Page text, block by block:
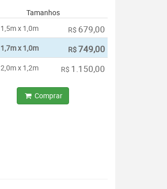
Tamanhos
1,5m x 1,0m
R$ 679,00
1,7m x 1,0m R$749,00
2,0m x 1,2m R$ 1.150,00
Comprar